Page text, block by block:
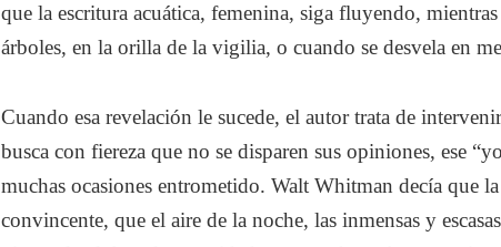
que la escritura acuática, femenina, siga fluyendo, mientras
árboles, en la orilla de la vigilia, o cuando se desvela en
Cuando esa revelación le sucede, el autor trata de
busca con fiereza que no se disparen sus opiniones, ese
muchas ocasiones entrometido. Walt Whitman decía que
convincente, que el aire de la noche, las inmensas y